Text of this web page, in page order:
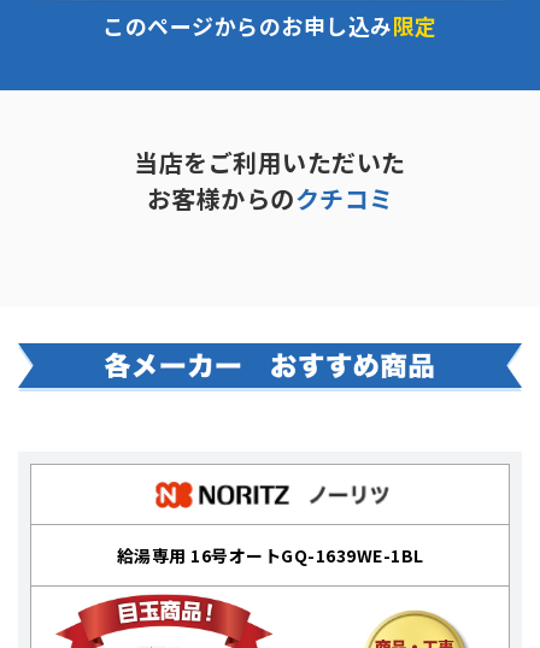
このページからのお申し込み限定
当店をご利用いただいた
お客様からのクチコミ
給湯専用 16号オートGQ-1639WE-1BL